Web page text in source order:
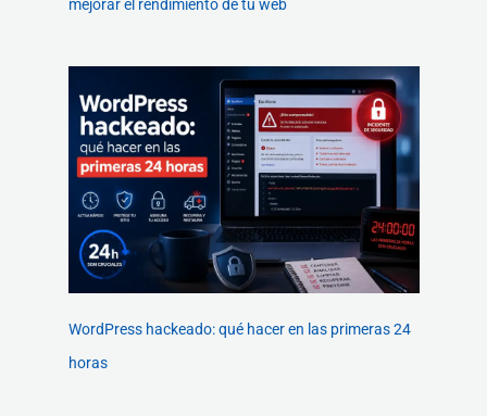
mejorar el rendimiento de tu web
WordPress hackeado: qué hacer en las primeras 24
horas